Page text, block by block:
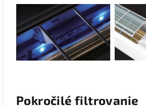
Pokročilé filtrovanie